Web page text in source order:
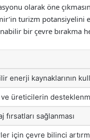
olarak öne
turizm potansiyelini
bir çevre bırakma
enerji kaynaklarının
ve üreticilerin
sağlanması
için çevre bilinci